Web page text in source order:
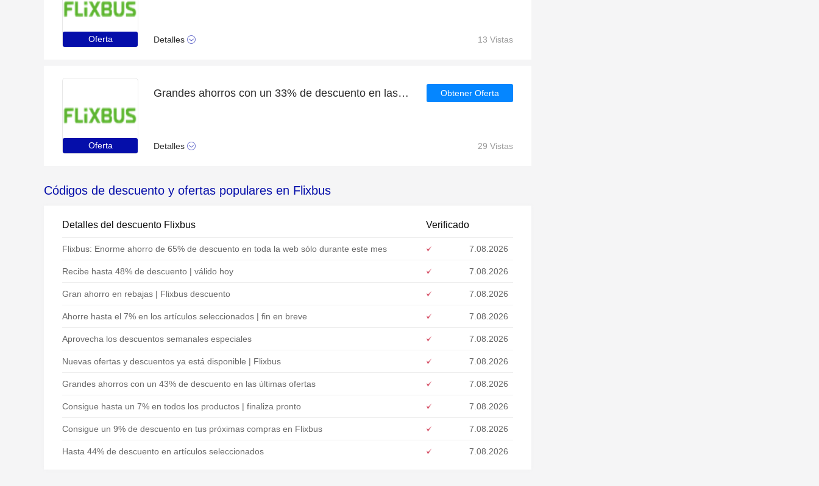
Oferta Detalles 13 Vistas
Oferta
Grandes ahorros con un 33% de descuento en las últimas ofertas
Detalles
Obtener Oferta
29 Vistas
Códigos de descuento y ofertas populares en Flixbus
Detalles del descuento Flixbus Verificado
Flixbus: Enorme ahorro de 65% de descuento en toda la web sólo durante este mes 7.08.2026
Recibe hasta 48% de descuento | válido hoy 7.08.2026
Gran ahorro en rebajas | Flixbus descuento 7.08.2026
Ahorre hasta el 7% en los artículos seleccionados | fin en breve 7.08.2026
Aprovecha los descuentos semanales especiales 7.08.2026
Nuevas ofertas y descuentos ya está disponible | Flixbus 7.08.2026
Grandes ahorros con un 43% de descuento en las últimas ofertas 7.08.2026
Consigue hasta un 7% en todos los productos | finaliza pronto 7.08.2026
Consigue un 9% de descuento en tus próximas compras en Flixbus 7.08.2026
Hasta 44% de descuento en artículos seleccionados 7.08.2026